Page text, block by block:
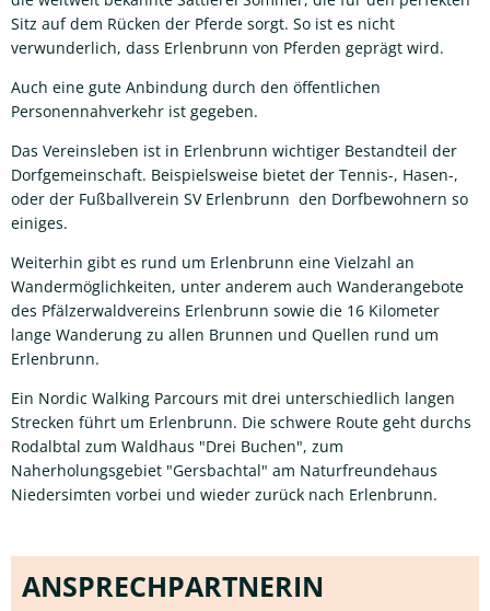
Sitz auf dem Rücken der Pferde sorgt. So ist es nicht
verwunderlich, dass Erlenbrunn von Pferden geprägt wird.
Auch eine gute Anbindung durch den öffentlichen
Personennahverkehr ist gegeben.
Das Vereinsleben ist in Erlenbrunn wichtiger Bestandteil der
Dorfgemeinschaft. Beispielsweise bietet der Tennis-, Hasen-,
oder der Fußballverein SV Erlenbrunn den Dorfbewohnern so
einiges.
Weiterhin gibt es rund um Erlenbrunn eine Vielzahl an
Wandermöglichkeiten, unter anderem auch Wanderangebote
des Pfälzerwaldvereins Erlenbrunn sowie die 16 Kilometer
lange Wanderung zu allen Brunnen und Quellen rund um
Erlenbrunn.
Ein Nordic Walking Parcours mit drei unterschiedlich langen
Strecken führt um Erlenbrunn. Die schwere Route geht durchs
Rodalbtal zum Waldhaus "Drei Buchen", zum
Naherholungsgebiet "Gersbachtal" am Naturfreundehaus
Niedersimten vorbei und wieder zurück nach Erlenbrunn.
ANSPRECHPARTNERIN